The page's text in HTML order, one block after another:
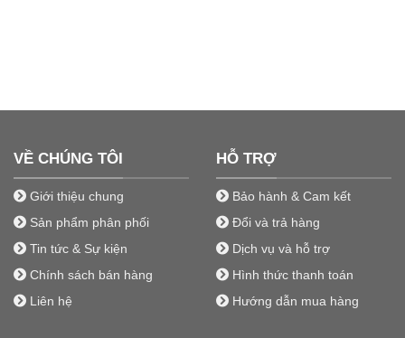
VỀ CHÚNG TÔI
Giới thiệu chung
Sản phẩm phân phối
Tin tức & Sự kiện
Chính sách bán hàng
Liên hệ
HỖ TRỢ
Bảo hành & Cam kết
Đổi và trả hàng
Dịch vụ và hỗ trợ
Hình thức thanh toán
Hướng dẫn mua hàng